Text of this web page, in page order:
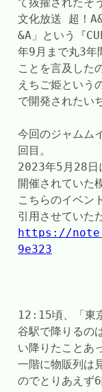
文化放送 超！
&A」という『
年9月まで丸3年
ことを言及した
えちご姫という
で開発されたい
今回のジャムム
回目。
2023年5月28日
開催されていた
こちらのイベン
引用させていた
https://
9e323
12:15頃、「東
谷駅で降りるの
い降りたことあ
一階に物販列は
のでとりあえず